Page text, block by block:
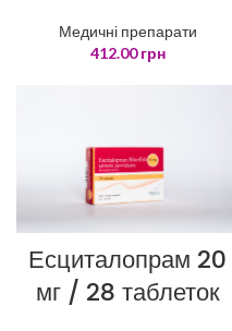
Медичні препарати
412.00грн
Есциталопрам 20
мг / 28 таблеток